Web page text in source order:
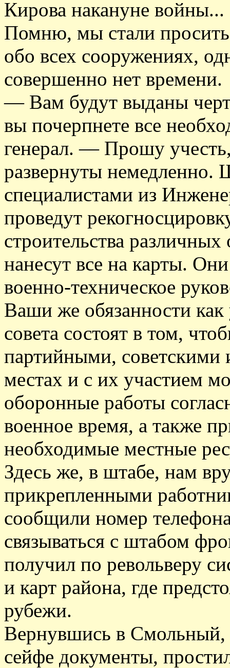
Кирова накануне войны...
Помню, мы стали просить
обо всех сооружениях,
совершенно нет времени.
— Вам будут выданы
вы почерпнете все
генерал. — Прошу
развернуты немедленно.
специалистами из
проведут
строительства
нанесут все на карты.
военно-техническое
Ваши же обязанности
совета состоят в том,
партийными, советскими
местах и с их участием
оборонные работы
военное время, а также
необходимые местные
Здесь же, в штабе, нам
прикрепленными
сообщили номер
связываться с штабом
получил по револьверу
и карт района, где
рубежи.
Вернувшись в Смольный,
сейфе документы,